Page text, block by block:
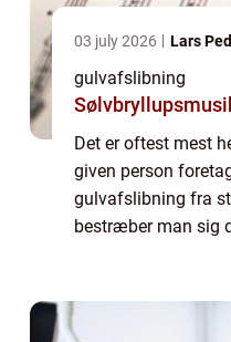
03 july 2026 Lars
gulvafslibning
Det er oftest mest
given person
gulvafslibning fra
bestræber man sig